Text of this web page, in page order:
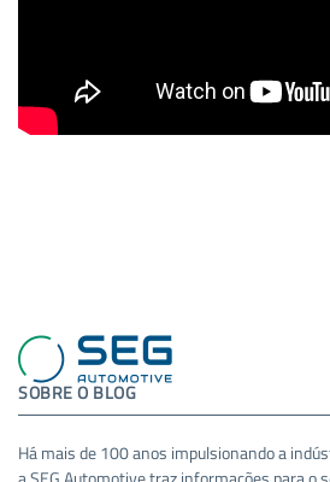
SOBRE O BLOG
Há mais de 100 anos impulsionando a